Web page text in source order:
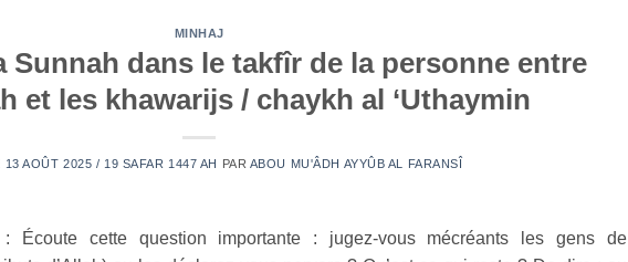
MINHAJ
Sunnah dans le takfîr de la personne entre
et les khawarijs / chaykh al ‘Uthaymin
13 AOÛT 2025 / 19 SAFAR 1447 AH PAR ABOU MU'ÂDH AYYÛB AL FARANSÎ
Écoute cette question importante : jugez-vous mécréants les gens de